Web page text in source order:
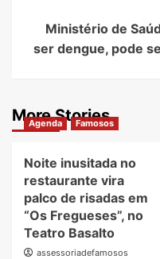
Ministério de
ser dengue, pode
More Stories
Agenda Famosos
Noite inusitada no
restaurante vira
palco de risadas em
“Os Fregueses”, no
Teatro Basalto
assessoriadefamosos